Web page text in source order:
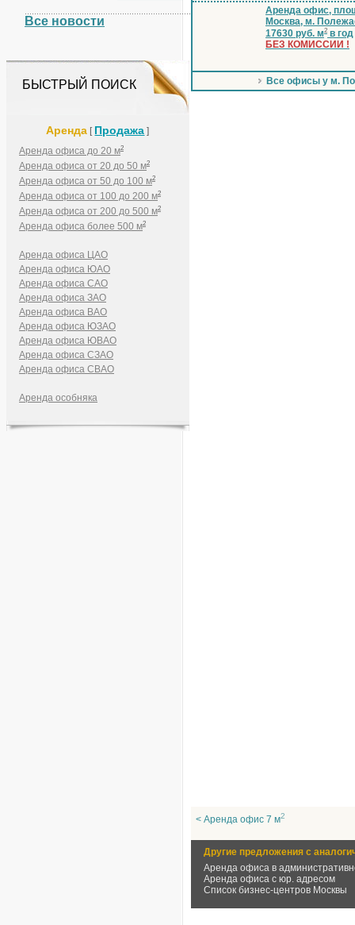
Все новости
БЫСТРЫЙ ПОИСК
Аренда [ Продажа ]
Аренда офиса до 20 м2
Аренда офиса от 20 до 50 м2
Аренда офиса от 50 до 100 м2
Аренда офиса от 100 до 200 м2
Аренда офиса от 200 до 500 м2
Аренда офиса более 500 м2
Аренда офиса ЦАО
Аренда офиса ЮАО
Аренда офиса САО
Аренда офиса ЗАО
Аренда офиса ВАО
Аренда офиса ЮЗАО
Аренда офиса ЮВАО
Аренда офиса СЗАО
Аренда офиса СВАО
Аренда особняка
Аренда офис,
Москва, м.
17630 руб. м2 в год
БЕЗ КОМИССИИ !
Все офисы у м.
< Аренда офис 7 м2
Другие предложения с
Аренда офиса в
Аренда офиса с юр. адресом
Список бизнес-центров Москвы